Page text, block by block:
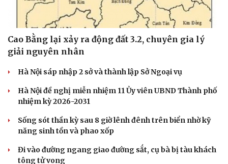
Cao Bằng lại xảy ra động đất 3.2, chuyên gia lý
giải nguyên nhân
Hà Nội sáp nhập 2 sở và thành lập Sở Ngoại vụ
Hà Nội đề nghị miễn nhiệm 11 Ủy viên UBND Thành phố
nhiệm kỳ 2026-2031
Sống sót thần kỳ sau 8 giờ lênh đênh trên biển nhờ kỹ
năng sinh tồn và phao xốp
Đi vào đường ngang giao đường sắt, cụ bà bị tàu khách
tông tử vong